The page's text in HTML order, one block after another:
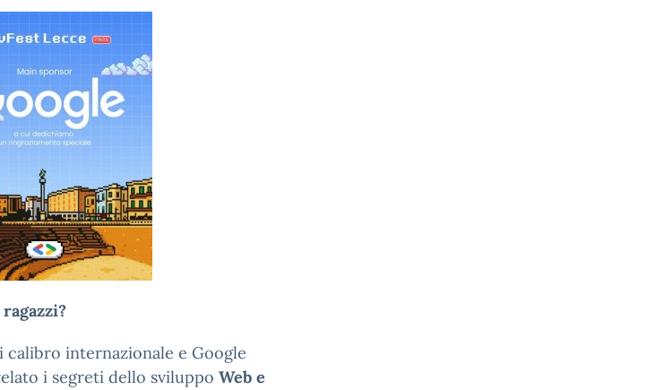
calibro internazionale e Google
i segreti dello sviluppo Web e